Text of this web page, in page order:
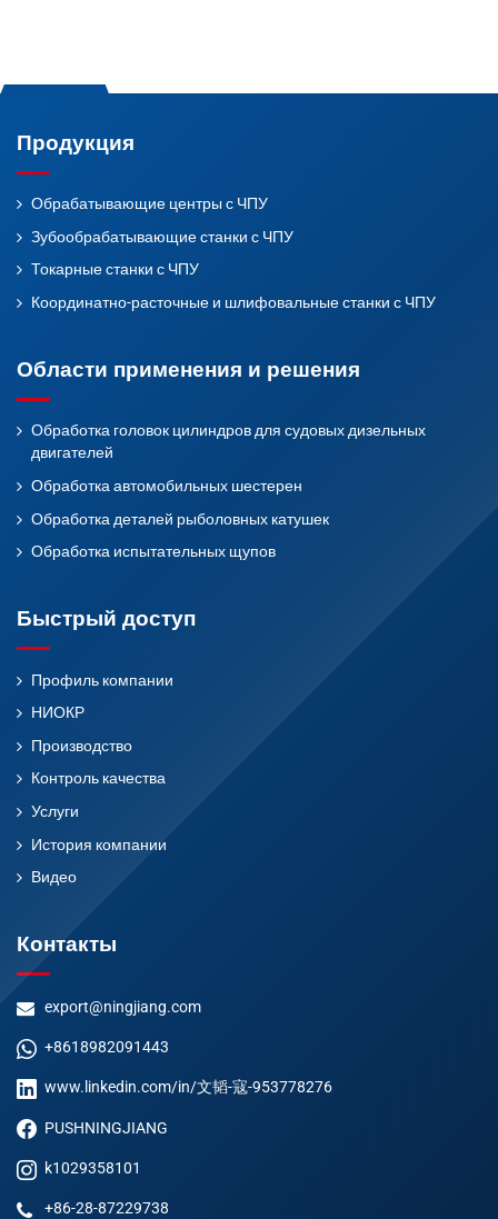
Продукция
Обрабатывающие центры с ЧПУ
Зубообрабатывающие станки с ЧПУ
Токарные станки с ЧПУ
Координатно-расточные и шлифовальные станки с ЧПУ
Области применения и решения
Обработка головок цилиндров для судовых дизельных
двигателей
Обработка автомобильных шестерен
Обработка деталей рыболовных катушек
Обработка испытательных щупов
Быстрый доступ
Профиль компании
НИОКР
Производство
Контроль качества
Услуги
История компании
Видео
Контакты
export@ningjiang.com
+8618982091443
www.linkedin.com/in/文韬-寇-953778276
PUSHNINGJIANG
k1029358101
+86-28-87229738